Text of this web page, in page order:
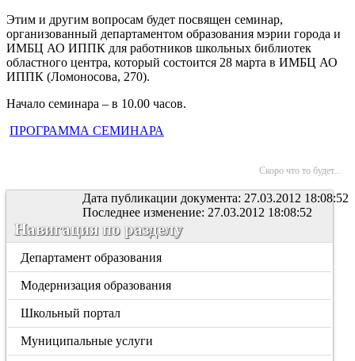
Этим и другим вопросам будет посвящен семинар,
организованный департаментом образования мэрии города и
ИМБЦ АО ИППК для работников школьных библиотек
областного центра, который состоится 28 марта в ИМБЦ АО
ИППК (Ломоносова, 270).
Начало семинара – в 10.00 часов.
ПРОГРАММА СЕМИНАРА
Скоро что то будет...
Дата публикации документа: 27.03.2012 18:08:52
Последнее изменение: 27.03.2012 18:08:52
Навигация по разделу
Департамент образования
Модернизация образования
Школьный портал
Муниципальные услуги